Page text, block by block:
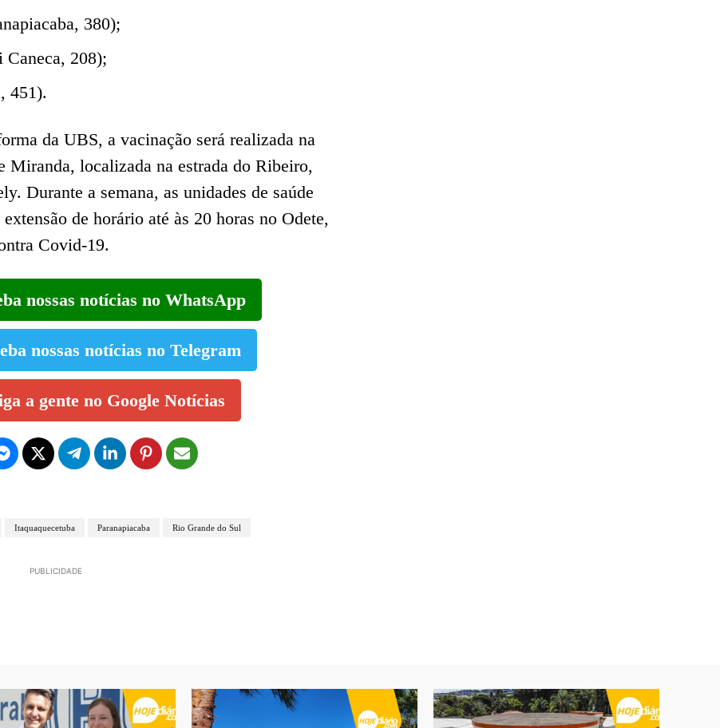
380);
Caneca, 208);
451).
da UBS, a vacinação será realizada na
Miranda, localizada na estrada do Ribeiro,
Durante a semana, as unidades de saúde
de horário até às 20 horas no Odete,
Covid-19.
nossas notícias no WhatsApp
nossas notícias no Telegram
a gente no Google Notícias
Itaquaquecetuba Paranapiacaba Rio Grande do Sul
PUBLICIDADE